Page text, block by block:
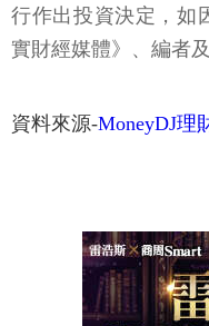
行作出投資決定，如
實財經媒體》、編者
資料來源-MoneyDJ理